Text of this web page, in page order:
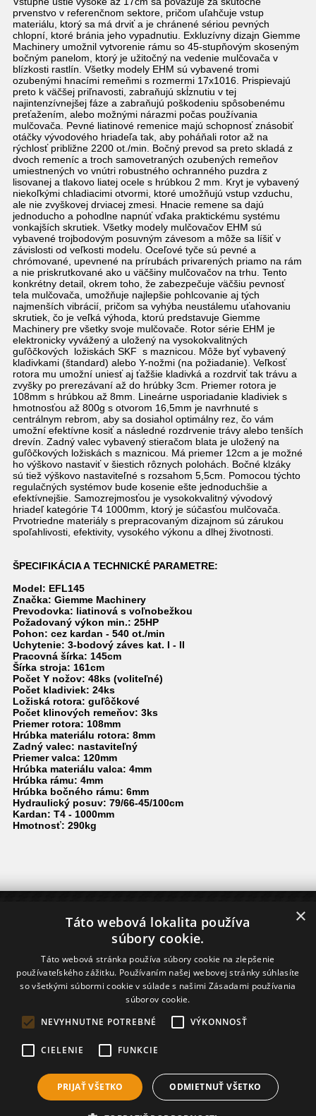
prvenstvo v referenčnom sektore, pričom uľahčuje vstup
materiálu, ktorý sa má drviť a je chránené sériou pevných
chlopní, ktoré bránia jeho vypadnutiu. Exkluzívny dizajn Giemme
Machinery umožnil vytvorenie rámu so 45-stupňovým skoseným
bočným panelom, ktorý je užitočný na vedenie mulčovača v
blízkosti rastlín. Všetky modely EHM sú vybavené tromi
ozubenými hnacími remeňmi s rozmermi 17x1016. Prispievajú
preto k väčšej priľnavosti, zabraňujú skĺznutiu v tej
najintenzívnejšej fáze a zabraňujú poškodeniu spôsobenému
preťažením, alebo možnými nárazmi počas používania
mulčovača. Pevné liatinové remenice majú schopnosť znásobiť
otáčky vývodového hriadeľa tak, aby poháňali rotor až na
rýchlosť približne 2200 ot./min. Bočný prevod sa preto skladá z
dvoch remeníc a troch samovetraných ozubených remeňov
umiestnených vo vnútri robustného ochranného puzdra z
lisovanej a tlakovo liatej ocele s hrúbkou 2 mm. Kryt je vybavený
niekoľkými chladiacimi otvormi, ktoré umožňujú vstup vzduchu,
ale nie zvyškovej drviacej zmesi. Hnacie remene sa dajú
jednoducho a pohodlne napnúť vďaka praktickému systému
vonkajších skrutiek. Všetky modely mulčovačov EHM sú
vybavené trojbodovým posuvným závesom a môže sa líšiť v
závislosti od veľkosti modelu. Oceľové tyče sú pevné a
chrómované, upevnené na prírubách privarených priamo na rám
a nie priskrutkované ako u väčšiny mulčovačov na trhu. Tento
konkrétny detail, okrem toho, že zabezpečuje väčšiu pevnosť
tela mulčovača, umožňuje najlepšie pohlcovanie aj tých
najmenších vibrácií, pričom sa vyhýba neustálemu uťahovaniu
skrutiek, čo je veľká výhoda, ktorú predstavuje Giemme
Machinery pre všetky svoje mulčovače. Rotor série EHM je
elektronicky vyvážený a uložený na vysokokvalitných
guľôčkových ložiskách SKF s maznicou. Môže byť vybavený
kladivkami (štandard) alebo Y-nožmi (na požiadanie). Veľkosť
rotora mu umožní uniesť aj ťažšie kladivká a rozdrviť tak trávu a
zvyšky po prerezávaní až do hrúbky 3cm. Priemer rotora je
108mm s hrúbkou až 8mm. Lineárne usporiadanie kladiviek s
hmotnosťou až 800g s otvorom 16,5mm je navrhnuté s
centrálnym rebrom, aby sa dosiahol optimálny rez, čo vám
umožní efektívne kosiť a následné rozdrvenie trávy alebo tenších
drevín. Zadný valec vybavený stieračom blata je uložený na
guľôčkových ložiskách s maznicou. Má priemer 12cm a je možné
ho výškovo nastaviť v šiestich rôznych polohách. Bočné klzáky
sú tiež výškovo nastaviteľné s rozsahom 5,5cm. Pomocou týchto
regulačných systémov bude kosenie ešte jednoduchšie a
efektívnejšie. Samozrejmosťou je vysokokvalitný vývodový
hriadeľ kategórie T4 1000mm, ktorý je súčasťou mulčovača.
Prvotriedne materiály s prepracovaným dizajnom sú zárukou
spoľahlivosti, efektivity, vysokého výkonu a dlhej životnosti.
ŠPECIFIKÁCIA A TECHNICKÉ PARAMETRE:
Model: EFL145
Značka: Giemme Machinery
Prevodovka: liatinová s voľnobežkou
Požadovaný výkon min.: 25HP
Pohon: cez kardan - 540 ot./min
Uchytenie: 3-bodový záves kat. I - II
Pracovná šírka: 145cm
Šírka stroja: 161cm
Počet Y nožov: 48ks (voliteľné)
Počet kladiviek: 24ks
Ložiská rotora: guľôčkové
Počet klinových remeňov: 3ks
Priemer rotora: 108mm
Hrúbka materiálu rotora: 8mm
Zadný valec: nastaviteľný
Priemer valca: 120mm
Hrúbka materiálu valca: 4mm
Hrúbka rámu: 4mm
Hrúbka bočného rámu: 6mm
Hydraulický posuv: 79/66-45/100cm
Kardan: T4 - 1000mm
Hmotnosť: 290kg
O NÁKUPE
Dodanie tovaru
Financovanie - ČSOB Leasing
INFORMÁCIE
Prepnúť zobrazenie na plnú verziu
×
Táto webová lokalita používa
súbory cookie.
Táto webová stránka používa súbory cookie na zlepšenie
používateľského zážitku. Používaním našej webovej stránky súhlasíte
so všetkými súbormi cookie v súlade s našimi Zásadami používania
súborov cookie.
NEVYHNUTNE POTREBNÉ
VÝKONNOSŤ
CIELENIE FUNKCIE
PRIJAŤ VŠETKO ODMIETNUŤ VŠETKO